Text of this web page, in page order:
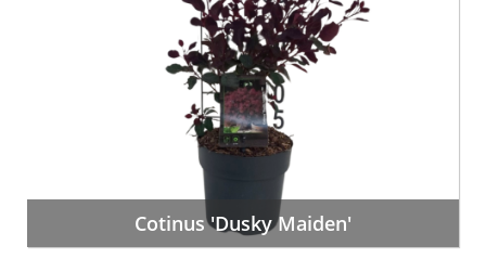
Cotinus 'Dusky Maiden'